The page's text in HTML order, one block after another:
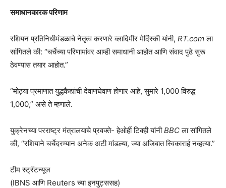
समाधानकारक परिणाम
रशियन प्रतिनिधीमंडळाचे नेतृत्व करणारे व्लादिमीर मेदिंस्की यांनी, RT.comला
सांगितले की: “चर्चेच्या परिणामांवर आम्ही समाधानी आहोत आणि संवाद पुढे सुरू
ठेवण्यास तयार आहोत.”
“मोठ्या प्रमाणात युद्धकैद्यांची देवाणघेवाण होणार आहे, सुमारे 1,000 विरुद्ध
1,000,” असे ते म्हणाले.
युक्रेनच्या परराष्ट्र मंत्रालयाचे प्रवक्ते- हेओर्ही टिक्ही यांनीBBCला सांगितले
की, “रशियाने चर्चेदरम्यान अनेक अटी मांडल्या, ज्या अजिबात स्विकारार्ह नव्हत्या.”
टीम स्ट्रॅटन्यूज
(IBNS आणि Reuters च्या इनपुट्ससह)